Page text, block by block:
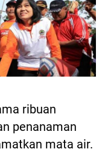
ribuan
penanaman
mata air.